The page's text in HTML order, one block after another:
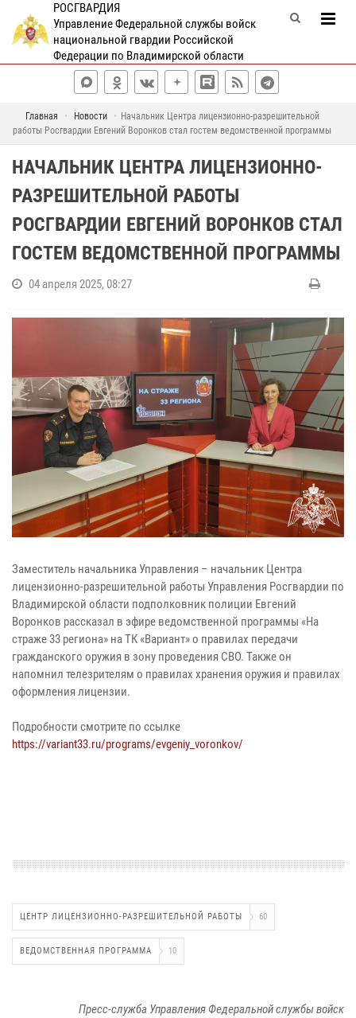
РОСГВАРДИЯ
Управление Федеральной службы войск
национальной гвардии Российской
Федерации по Владимирской области
Главная Новости
Начальник Центра лицензионно-разрешительной
работы Росгвардии Евгений Воронков стал гостем ведомственной программы
НАЧАЛЬНИК ЦЕНТРА ЛИЦЕНЗИОННО-
РАЗРЕШИТЕЛЬНОЙ РАБОТЫ
РОСГВАРДИИ ЕВГЕНИЙ ВОРОНКОВ СТАЛ
ГОСТЕМ ВЕДОМСТВЕННОЙ ПРОГРАММЫ
04 апреля 2025, 08:27
Заместитель начальника Управления – начальник Центра
лицензионно-разрешительной работы Управления Росгвардии по
Владимирской области подполковник полиции Евгений
Воронков рассказал в эфире ведомственной программы «На
страже 33 региона» на ТК «Вариант» о правилах передачи
гражданского оружия в зону проведения СВО. Также он
напомнил телезрителям о правилах хранения оружия и правилах
оформления лицензии.
Подробности смотрите по ссылке
https://variant33.ru/programs/evgeniy_voronkov/
ЦЕНТР ЛИЦЕНЗИОННО-РАЗРЕШИТЕЛЬНОЙ РАБОТЫ 60
ВЕДОМСТВЕННАЯ ПРОГРАММА 10
Пресс-служба Управления Федеральной службы войск